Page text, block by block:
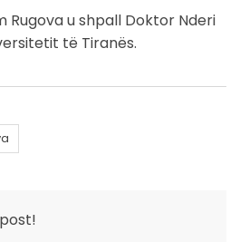
Rugova u shpall Doktor Nderi
të Tiranës.